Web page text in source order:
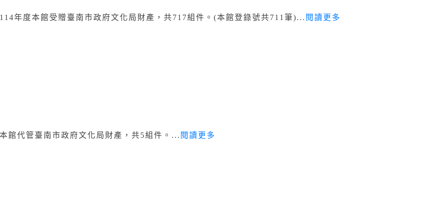
114年度本館受贈臺南市政府文化局財產，共717組件。(本館登錄號共711筆)... 閱讀更多
本館代管臺南市政府文化局財產，共5組件。... 閱讀更多